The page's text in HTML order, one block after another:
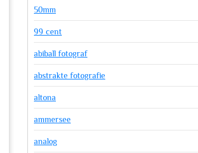
50mm
99 cent
abiball fotograf
abstrakte fotografie
altona
ammersee
analog